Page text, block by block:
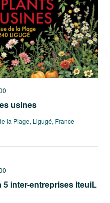
usines
la Plage, Ligugé, France
inter-entreprises IteuiL